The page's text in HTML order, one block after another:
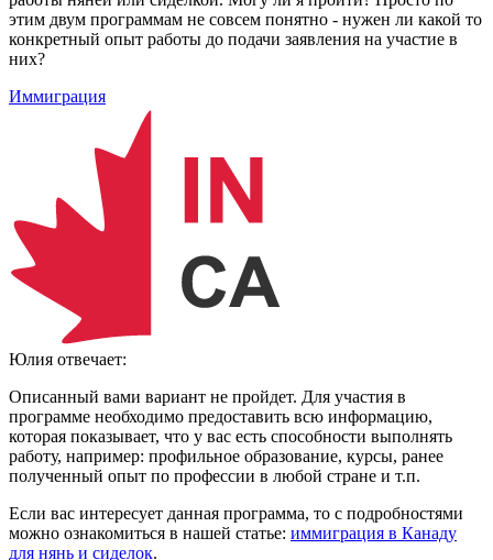
этим двум программам не совсем понятно - нужен ли какой то
конкретный опыт работы до подачи заявления на участие в
них?
Иммиграция
Юлия отвечает:
Описанный вами вариант не пройдет. Для участия в
программе необходимо предоставить всю информацию,
которая показывает, что у вас есть способности выполнять
работу, например: профильное образование, курсы, ранее
полученный опыт по профессии в любой стране и т.п.
Если вас интересует данная программа, то с подробностями
можно ознакомиться в нашей статье: иммиграция в Канаду
для нянь и сиделок.